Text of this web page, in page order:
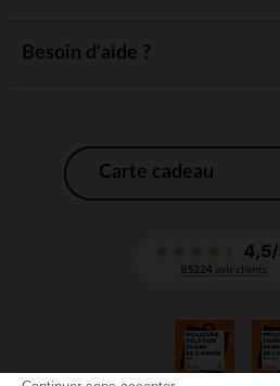
Besoin d'aide ?
Carte cadeau